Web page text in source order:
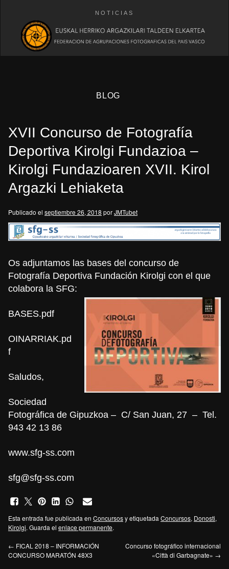
NOTICIAS
BLOG
XVII Concurso de Fotografía
Deportiva Kirolgi Fundazioa –
Kirolgi Fundazioaren XVII. Kirol
Argazki Lehiaketa
Publicado el septiembre 26, 2018 porJMTubet
Os adjuntamos las bases del concurso de
Fotografía Deportiva Fundación Kirolgi con el que
colabora la SFG:
BASES.pdf
OINARRIAK.pd
f
Saludos,
Sociedad
Fotográfica de Gipuzkoa – C/ San Juan, 27 – Tel.
943 42 13 86
www.sfg-ss.com
sfg@sfg-ss.com
Esta entrada fue publicada en Concursosy etiquetada Concursos, Donosti,
Kirolgi. Guarda el enlace permanente.
← FICAL 2018 – INFORMACIÓN
CONCURSO MARATÓN 48X3
Concurso fotográfico internacional
«Città di Garbagnate» →